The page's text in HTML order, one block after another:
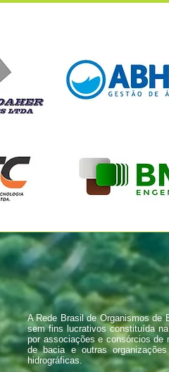
A Rede Brasil de Organismos de
sem fins lucrativos constituída
por associações e consórcios
de bacia e outras
hidrográficas.